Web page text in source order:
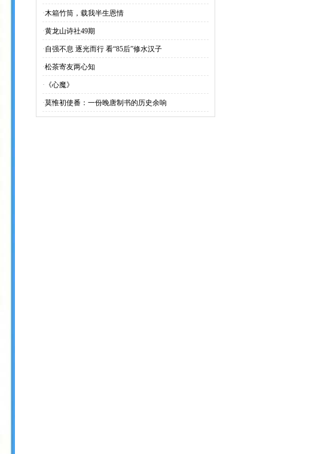
·木箱竹筒，载我半生恩情
·黄龙山诗社49期
·自强不息 逐光而行 看“85后”修水汉子
·松茶寄友两心知
· 《心魔》
·莫惟初使番：一份晚唐制书的历史余响